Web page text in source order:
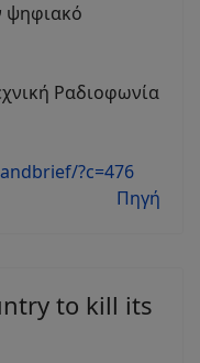
ψηφιακό
Ραδιοφωνία
?c=476
Πηγή
to kill its